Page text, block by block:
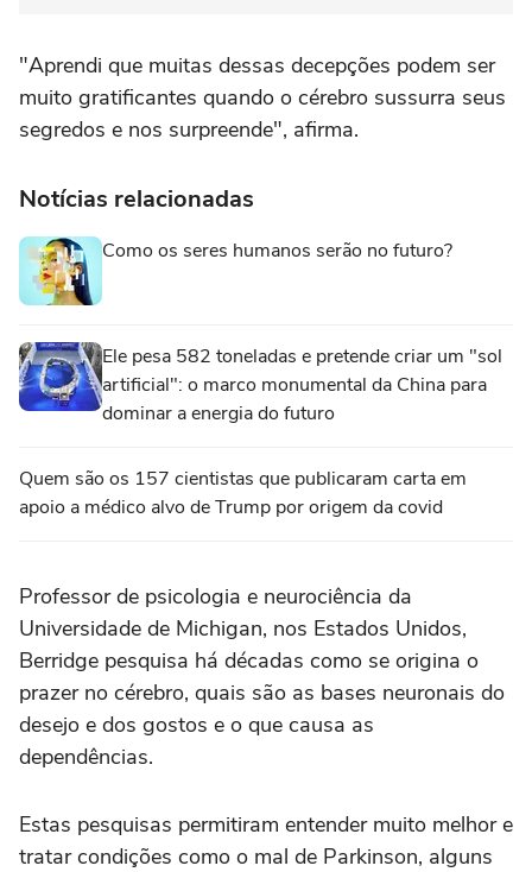
"Aprendi que muitas dessas decepções podem ser
muito gratificantes quando o cérebro sussurra seus
segredos e nos surpreende", afirma.
Notícias relacionadas
Como os seres humanos serão no futuro?
Ele pesa 582 toneladas e pretende criar um "sol
artificial": o marco monumental da China para
dominar a energia do futuro
Quem são os 157 cientistas que publicaram carta em
apoio a médico alvo de Trump por origem da covid
Professor de psicologia e neurociência da
Universidade de Michigan, nos Estados Unidos,
Berridge pesquisa há décadas como se origina o
prazer no cérebro, quais são as bases neuronais do
desejo e dos gostos e o que causa as
dependências.
Estas pesquisas permitiram entender muito melhor e
tratar condições como o mal de Parkinson, alguns